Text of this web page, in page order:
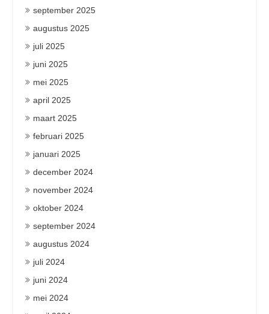
september 2025
augustus 2025
juli 2025
juni 2025
mei 2025
april 2025
maart 2025
februari 2025
januari 2025
december 2024
november 2024
oktober 2024
september 2024
augustus 2024
juli 2024
juni 2024
mei 2024